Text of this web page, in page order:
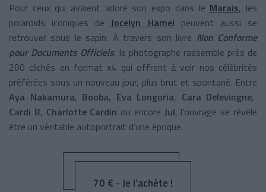
Pour ceux qui avaient adoré son expo dans le Marais, les
polaroids iconiques deJocelyn Hamel peuvent aussi se
retrouver sous le sapin. À travers son livre Non Conforme
pour Documents Officiels, le photographe rassemble près de
200 clichés en format x4 qui offrent à voir nos célébrités
préférées sous un nouveau jour, plus brut et spontané. Entre
Aya Nakamura, Booba, Eva Longoria, Cara Delevingne,
Cardi B, Charlotte Cardin ou encore Jul, l’ouvrage se révèle
être un véritable autoportrait d’une époque.
70 € - Je l’achète !